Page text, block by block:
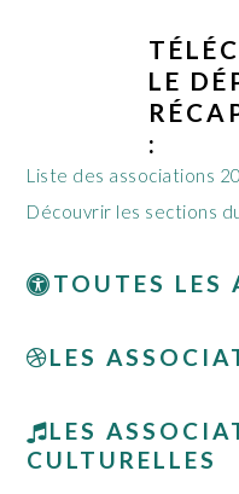
LE
:
Liste des associations
Découvrir les sections du
TOUTES LES
LES
LES
CULTURELLES